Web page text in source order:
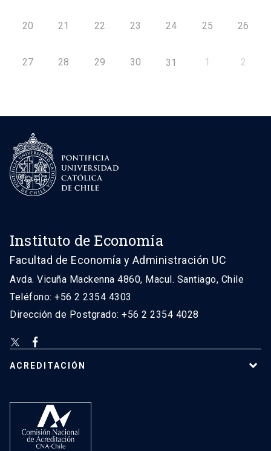
20 21 22 23 24 25 26
27 28 29 30 31 1 2
Instituto de Economía
Facultad de Economía y Administración UC
Avda. Vicuña Mackenna 4860, Macul. Santiago, Chile
Teléfono: +56 2 2354 4303
Dirección de Postgrado: +56 2 2354 4028
ACREDITACIÓN